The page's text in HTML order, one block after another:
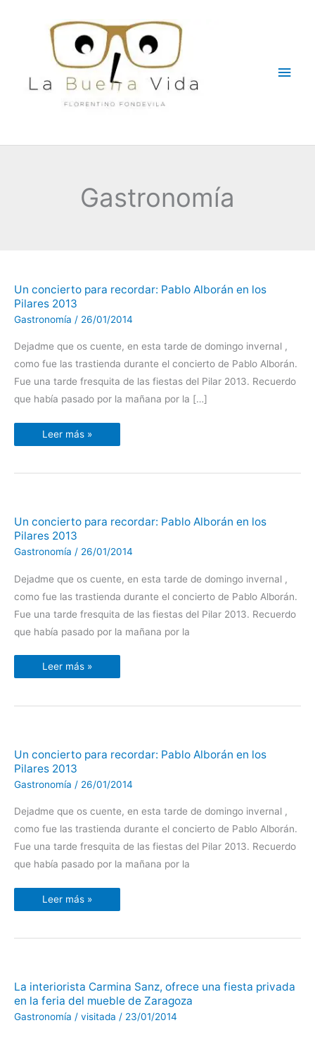
Gastronomía
Un concierto para recordar: Pablo Alborán en los
Pilares 2013
Gastronomía / 26/01/2014
Dejadme que os cuente, en esta tarde de domingo invernal ,
como fue las trastienda durante el concierto de Pablo Alborán.
Fue una tarde fresquita de las fiestas del Pilar 2013. Recuerdo
que había pasado por la mañana por la […]
Un
concierto
para
recordar:
Pablo
los
Pilares
2013
Leer más »
Un concierto para recordar: Pablo Alborán en los
Pilares 2013
Gastronomía / 26/01/2014
Dejadme que os cuente, en esta tarde de domingo invernal ,
como fue las trastienda durante el concierto de Pablo Alborán.
Fue una tarde fresquita de las fiestas del Pilar 2013. Recuerdo
que había pasado por la mañana por la
Un
concierto
para
recordar:
Pablo
los
Pilares
2013
Leer más »
Un concierto para recordar: Pablo Alborán en los
Pilares 2013
Gastronomía / 26/01/2014
Dejadme que os cuente, en esta tarde de domingo invernal ,
como fue las trastienda durante el concierto de Pablo Alborán.
Fue una tarde fresquita de las fiestas del Pilar 2013. Recuerdo
que había pasado por la mañana por la
Un
concierto
para
recordar:
Pablo
los
Pilares
2013
Leer más »
La interiorista Carmina Sanz, ofrece una fiesta privada
en la feria del mueble de Zaragoza
Gastronomía / visitada / 23/01/2014
La
interiorista
Carmina
Sanz,
ofrece